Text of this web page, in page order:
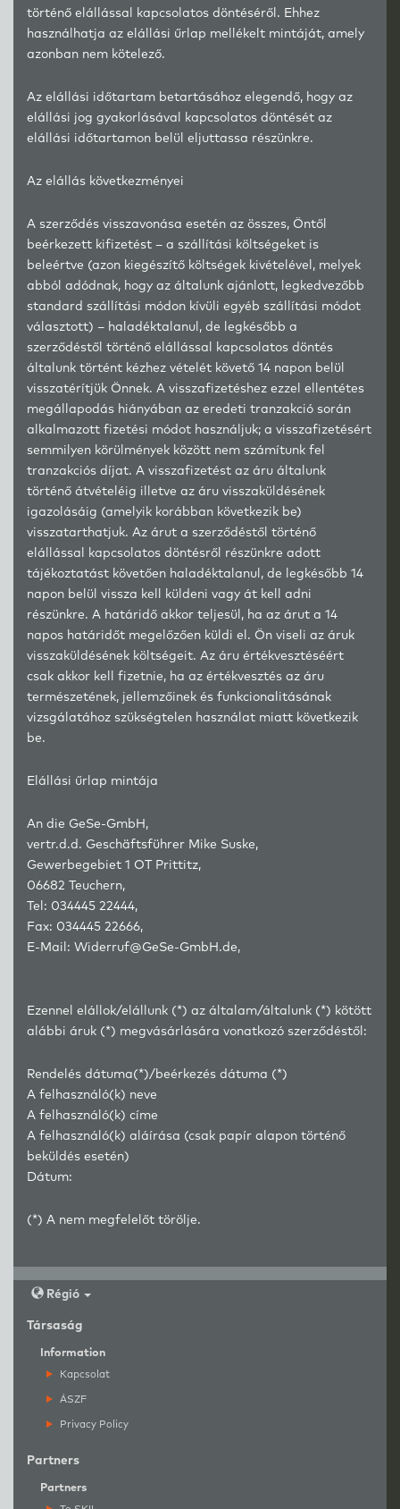
történő elállással kapcsolatos döntéséről. Ehhez
használhatja az elállási űrlap mellékelt mintáját, amely
azonban nem kötelező.
Az elállási időtartam betartásához elegendő, hogy az
elállási jog gyakorlásával kapcsolatos döntését az
elállási időtartamon belül eljuttassa részünkre.
Az elállás következményei
A szerződés visszavonása esetén az összes, Öntől
beérkezett kifizetést – a szállítási költségeket is
beleértve (azon kiegészítő költségek kivételével, melyek
abból adódnak, hogy az általunk ajánlott, legkedvezőbb
standard szállítási módon kívüli egyéb szállítási módot
választott) – haladéktalanul, de legkésőbb a
szerződéstől történő elállással kapcsolatos döntés
általunk történt kézhez vételét követő 14 napon belül
visszatérítjük Önnek. A visszafizetéshez ezzel ellentétes
megállapodás hiányában az eredeti tranzakció során
alkalmazott fizetési módot használjuk; a visszafizetésért
semmilyen körülmények között nem számítunk fel
tranzakciós díjat. A visszafizetést az áru általunk
történő átvételéig illetve az áru visszaküldésének
igazolásáig (amelyik korábban következik be)
visszatarthatjuk. Az árut a szerződéstől történő
elállással kapcsolatos döntésről részünkre adott
tájékoztatást követően haladéktalanul, de legkésőbb 14
napon belül vissza kell küldeni vagy át kell adni
részünkre. A határidő akkor teljesül, ha az árut a 14
napos határidőt megelőzően küldi el. Ön viseli az áruk
visszaküldésének költségeit. Az áru értékvesztéséért
csak akkor kell fizetnie, ha az értékvesztés az áru
természetének, jellemzőinek és funkcionalitásának
vizsgálatához szükségtelen használat miatt következik
be.
Elállási űrlap mintája
An die GeSe-GmbH,
vertr.d.d. Geschäftsführer Mike Suske,
Gewerbegebiet 1 OT Prittitz,
06682 Teuchern,
Tel: 034445 22444,
Fax: 034445 22666,
E-Mail: Widerruf@GeSe-GmbH.de,
Ezennel elállok/elállunk (*) az általam/általunk (*) kötött
alábbi áruk (*) megvásárlására vonatkozó szerződéstől:
Rendelés dátuma(*)/beérkezés dátuma (*)
A felhasználó(k) neve
A felhasználó(k) címe
A felhasználó(k) aláírása (csak papír alapon történő
beküldés esetén)
Dátum:
(*) A nem megfelelőt törölje.
Régió
Társaság
Information
Kapcsolat
ÁSZF
Privacy Policy
Partners
Partners